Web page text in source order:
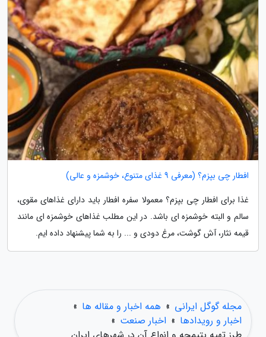
افطار چی بپزم؟ (معرفی 9 غذای متنوع، خوشمزه و عالی)
غذا برای افطار چی بپزم؟ معمولا سفره افطار باید دارای غذاهای مقوی،
سالم و البته خوشمزه ای باشد. در این مطلب غذاهای خوشمزه ای مانند
قیمه نثار، آش گوشت، مرغ دودی و ... را به شما پیشنهاد داده ایم.
مجله گوگل ایرانی » همه اخبار و مقاله ها »
اخبار و رویدادها » اخبار صنعت »